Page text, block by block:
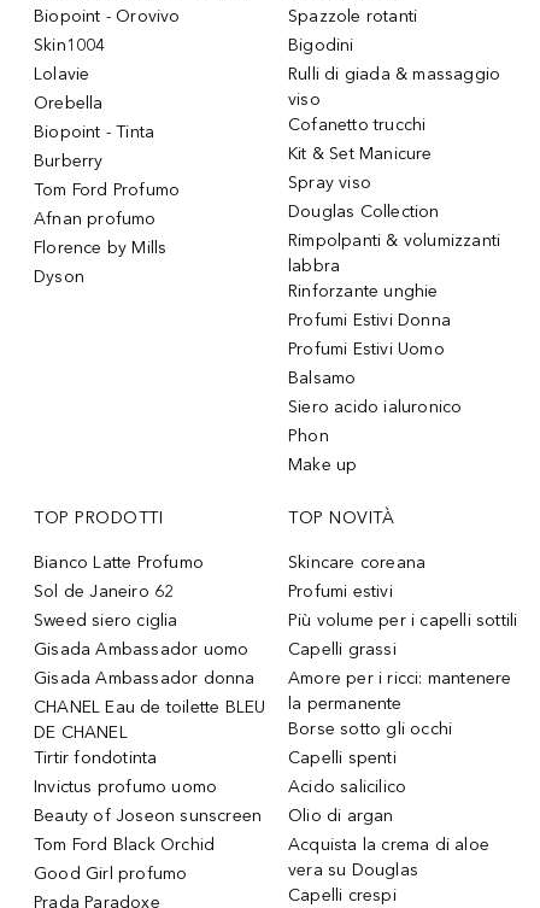
Biopoint - Orovivo
Skin1004
Lolavie
Orebella
Biopoint - Tinta
Burberry
Tom Ford Profumo
Afnan profumo
Florence by Mills
Dyson
Spazzole rotanti
Bigodini
Rulli di giada & massaggio
viso
Cofanetto trucchi
Kit & Set Manicure
Spray viso
Douglas Collection
Rimpolpanti & volumizzanti
labbra
Rinforzante unghie
Profumi Estivi Donna
Profumi Estivi Uomo
Balsamo
Siero acido ialuronico
Phon
Make up
TOP PRODOTTI
Bianco Latte Profumo
Sol de Janeiro 62
Sweed siero ciglia
Gisada Ambassador uomo
Gisada Ambassador donna
CHANEL Eau de toilette BLEU
DE CHANEL
Tirtir fondotinta
Invictus profumo uomo
Beauty of Joseon sunscreen
Tom Ford Black Orchid
Good Girl profumo
Prada Paradoxe
TOP NOVITÀ
Skincare coreana
Profumi estivi
Più volume per i capelli sottili
Capelli grassi
Amore per i ricci: mantenere
la permanente
Borse sotto gli occhi
Capelli spenti
Acido salicilico
Olio di argan
Acquista la crema di aloe
vera su Douglas
Capelli crespi